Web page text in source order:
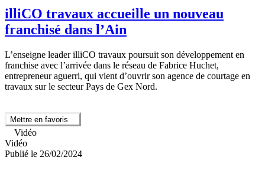
illiCO travaux accueille un nouveau
franchisé dans l’Ain
L’enseigne leader illiCO travaux poursuit son développement en
franchise avec l’arrivée dans le réseau de Fabrice Huchet,
entrepreneur aguerri, qui vient d’ouvrir son agence de courtage en
travaux sur le secteur Pays de Gex Nord.
Mettre en favoris
Vidéo
Vidéo
Publié le 26/02/2024